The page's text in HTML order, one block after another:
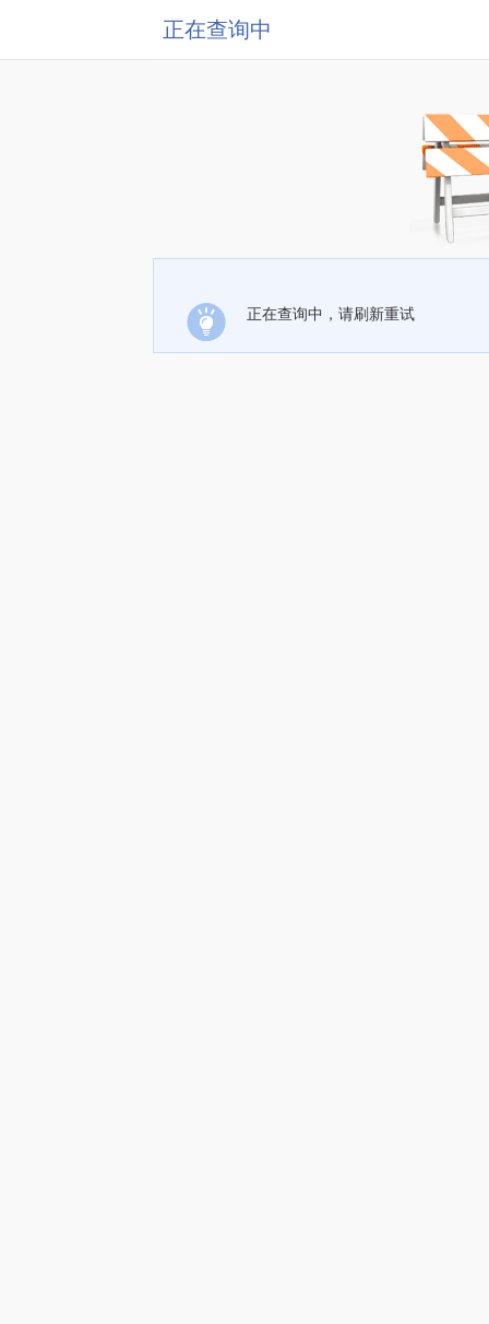
正在查询中
正在查询中，请刷新重试